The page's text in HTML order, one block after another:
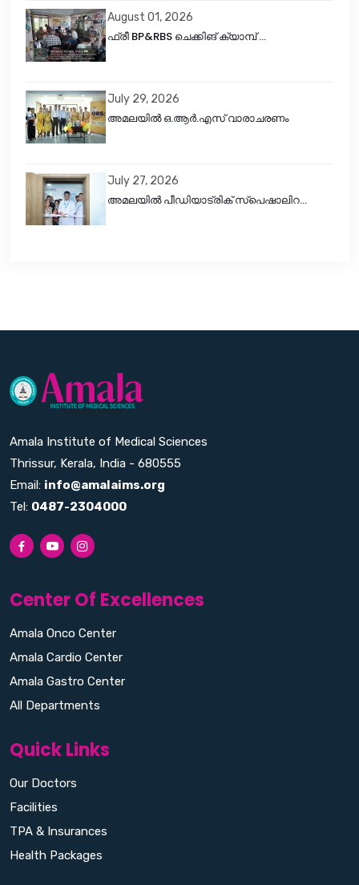
August 01, 2026
ഫ്രീ BP&RBS ചെക്കിങ് ക്യാമ്പ് ...
July 29, 2026
അമലയിൽ ഒ.ആർ.എസ് വാരാചരണം
July 27, 2026
അമലയിൽ പീഡിയാട്രിക് സ്പെഷാലിറ...
Amala Institute of Medical Sciences
Thrissur, Kerala, India - 680555
Email: info@amalaims.org
Tel: 0487-2304000
Center Of Excellences
Amala Onco Center
Amala Cardio Center
Amala Gastro Center
All Departments
Quick Links
Our Doctors
Facilities
TPA & Insurances
Health Packages